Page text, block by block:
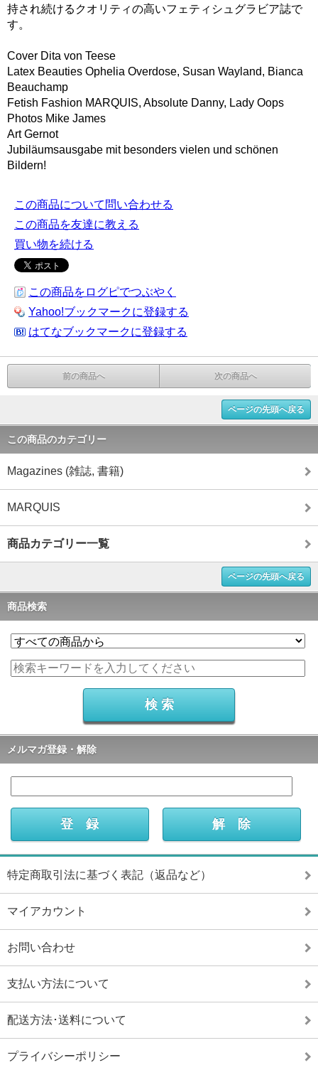
持され続けるクオリティの高いフェティシュグラビア誌で
す。
Cover Dita von Teese
Latex Beauties Ophelia Overdose, Susan Wayland, Bianca
Beauchamp
Fetish Fashion MARQUIS, Absolute Danny, Lady Oops
Photos Mike James
Art Gernot
Jubiläumsausgabe mit besonders vielen und schönen
Bildern!
この商品について問い合わせる
この商品を友達に教える
買い物を続ける
この商品をログピでつぶやく
Yahoo!ブックマークに登録する
はてなブックマークに登録する
前の商品へ 次の商品へ
ページの先頭へ戻る
この商品のカテゴリー
Magazines (雑誌, 書籍)
MARQUIS
商品カテゴリー一覧
ページの先頭へ戻る
商品検索
メルマガ登録・解除
特定商取引法に基づく表記（返品など）
マイアカウント
お問い合わせ
支払い方法について
配送方法･送料について
プライバシーポリシー